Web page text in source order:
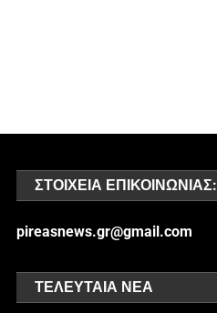
ΣΤΟΙΧΕΊΑ ΕΠΙΚΟΙΝΩΝΊΑΣ:
pireasnews.gr@gmail.com
ΤΕΛΕΥΤΑΊΑ ΝΈΑ